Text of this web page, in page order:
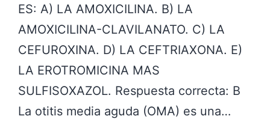
e
s
p
e
c
i
ES: A) LA AMOXICILINA. B) LA
AMOXICILINA-CLAVILANATO. C) LA
CEFUROXINA. D) LA CEFTRIAXONA. E)
LA EROTROMICINA MAS
SULFISOXAZOL. Respuesta correcta: B
La otitis media aguda (OMA) es una…